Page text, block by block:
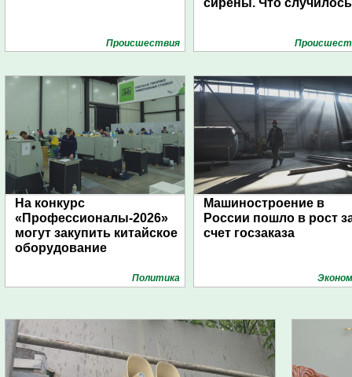
Проиcшествия
сирены. Что
На конкурс
«Профессионалы-2026»
могут закупить китайское
оборудование
Политика
Машиностроение в
России пошло в рост
счет госзаказа